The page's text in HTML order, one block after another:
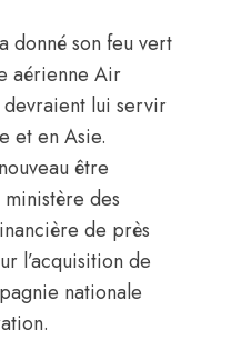
donné son feu vert
aérienne Air
devraient lui servir
et en Asie.
être
des
de près
l’acquisition de
nationale